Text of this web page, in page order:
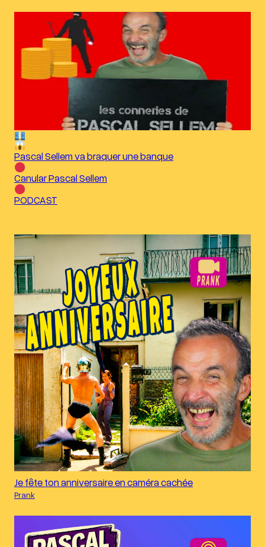
Pascal Sellem va braquer une banque
Canular Pascal Sellem
PODCAST
Je fête ton anniversaire en caméra cachée
Prank